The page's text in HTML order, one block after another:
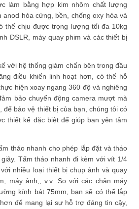
làm bằng hợp kim nhôm chất lượng
anod hóa cứng, bền, chống oxy hóa và
thể chịu được trọng lượng tối đa 10kg
DSLR, máy quay phim và các thiết bị
với hệ thống giảm chấn bên trong đầu
điều khiển linh hoạt hơn, có thể hỗ
hiện xoay ngang 360 độ và nghiêng
bảo chuyển động camera mượt mà
để bảo vệ thiết bị của bạn, chúng tôi có
thiết kế đặc biệt để giúp bạn yên tâm
tháo nhanh cho phép lắp đặt và tháo
Tấm tháo nhanh đi kèm với vít 1/4
nhiều loại thiết bị chụp ảnh và quay
máy ảnh,, v.v. So với các chân máy
kính bát 75mm, bạn sẽ có thể lắp
để mang lại sự hỗ trợ đáng tin cậy,